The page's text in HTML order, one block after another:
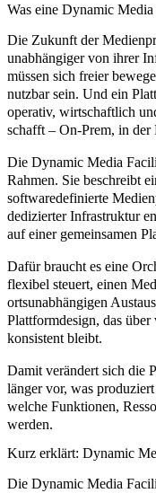
Was eine Dynamic
Die Zukunft der
unabhängiger von ihrer
müssen sich freier
nutzbar sein. Und ein
operativ, wirtschaftlich
schafft – On-Prem, in
Die Dynamic Media
Rahmen. Sie beschreibt
softwaredefinierte
dedizierter Infrastruktur
auf einer gemeinsamen
Dafür braucht es eine
flexibel steuert, einen
ortsunabhängigen
Plattformdesign, das
konsistent bleibt.
Damit verändert sich die
länger vor, was
welche Funktionen,
werden.
Kurz erklärt: Dynamic
Die Dynamic Media